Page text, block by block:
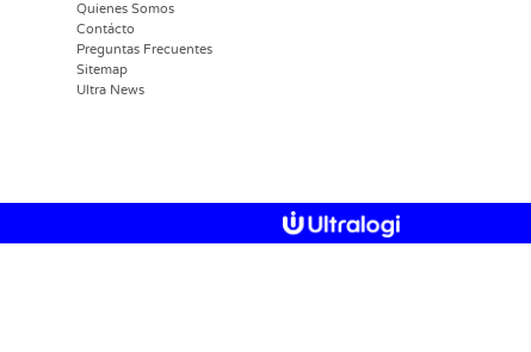
Quienes Somos
Contácto
Preguntas Frecuentes
Sitemap
Ultra News